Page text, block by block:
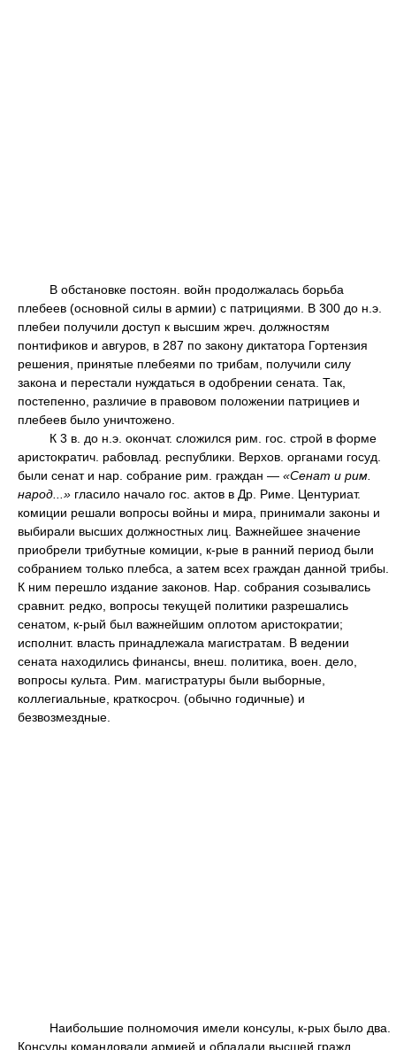
В обстановке постоян. войн продолжалась борьба
плебеев (основной силы в армии) с патрициями. В 300 до н.э.
плебеи получили доступ к высшим жреч. должностям
понтификов и авгуров, в 287 по закону диктатора Гортензия
решения, принятые плебеями по трибам, получили силу
закона и перестали нуждаться в одобрении сената. Так,
постепенно, различие в правовом положении патрициев и
плебеев было уничтожено.
К 3 в. до н.э. окончат. сложился рим. гос. строй в форме
аристократич. рабовлад. республики. Верхов. органами госуд.
были сенат и нар. собрание рим. граждан — «Сенат и рим.
народ...» гласило начало гос. актов в Др. Риме. Центуриат.
комиции решали вопросы войны и мира, принимали законы и
выбирали высших должностных лиц. Важнейшее значение
приобрели трибутные комиции, к-рые в ранний период были
собранием только плебса, а затем всех граждан данной трибы.
К ним перешло издание законов. Нар. собрания созывались
сравнит. редко, вопросы текущей политики разрешались
сенатом, к-рый был важнейшим оплотом аристократии;
исполнит. власть принадлежала магистратам. В ведении
сената находились финансы, внеш. политика, воен. дело,
вопросы культа. Рим. магистратуры были выборные,
коллегиальные, краткосроч. (обычно годичные) и
безвозмездные.
Наибольшие полномочия имели консулы, к-рых было два.
Консулы командовали армией и обладали высшей гражд.